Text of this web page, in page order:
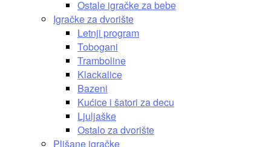
Ostale igračke za bebe
Igračke za dvorište
Letnji program
Tobogani
Tramboline
Klackalice
Bazeni
Kućice i šatori za decu
Ljuljaške
Ostalo za dvorište
Plišane igračke